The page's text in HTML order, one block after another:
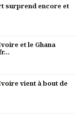
surprend encore et
et le Ghana
vient à bout de